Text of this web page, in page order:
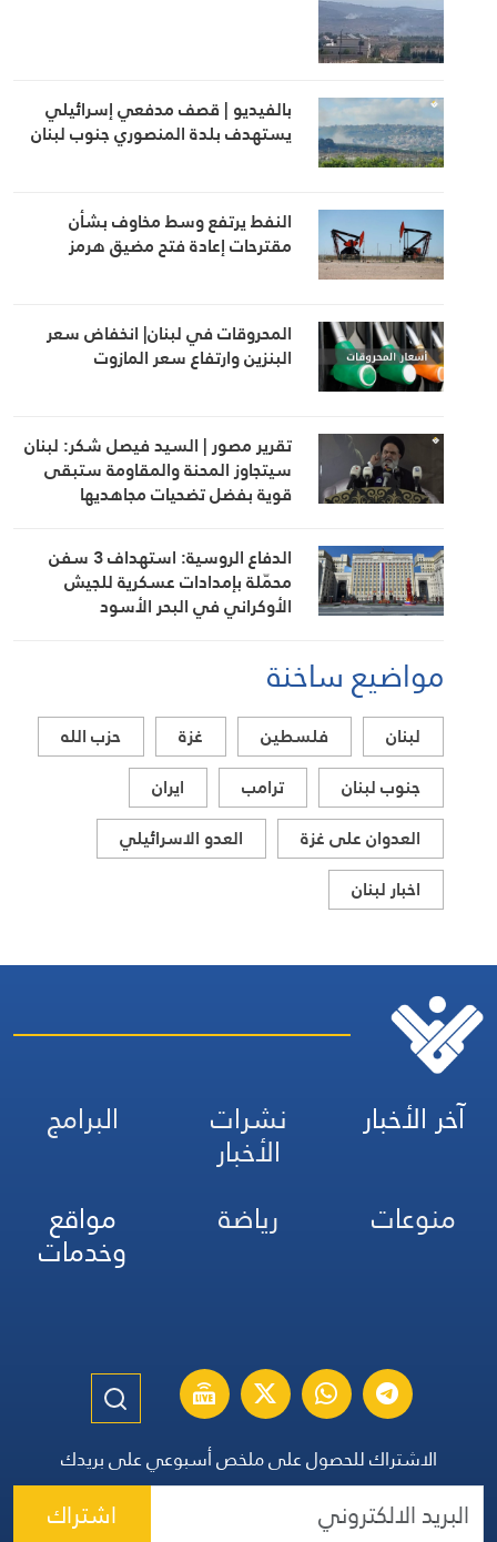
بالفيديو | قصف مدفعي إسرائيلي
يستهدف بلدة المنصوري جنوب لبنان
النفط يرتفع وسط مخاوف بشأن
مقترحات إعادة فتح مضيق هرمز
المحروقات في لبنان| انخفاض سعر
البنزين وارتفاع سعر المازوت
تقرير مصور | السيد فيصل شكر: لبنان
سيتجاوز المحنة والمقاومة ستبقى
قوية بفضل تضحيات مجاهديها
الدفاع الروسية: استهداف 3 سفن
محمّلة بإمدادات عسكرية للجيش
الأوكراني في البحر الأسود
مواضيع ساخنة
لبنان فلسطين غزة
حزب الله
جنوب لبنان
ترامب
ايران
العدوان على غزة
العدو الاسرائيلي
اخبار لبنان
آخر الأخبار نشرات
الأخبار
البرامج
منوعات
رياضة مواقع
وخدمات
الاشتراك للحصول على ملخص أسبوعي على بريدك
اشتراك